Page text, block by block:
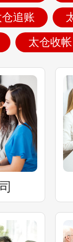
追账
太仓收帐